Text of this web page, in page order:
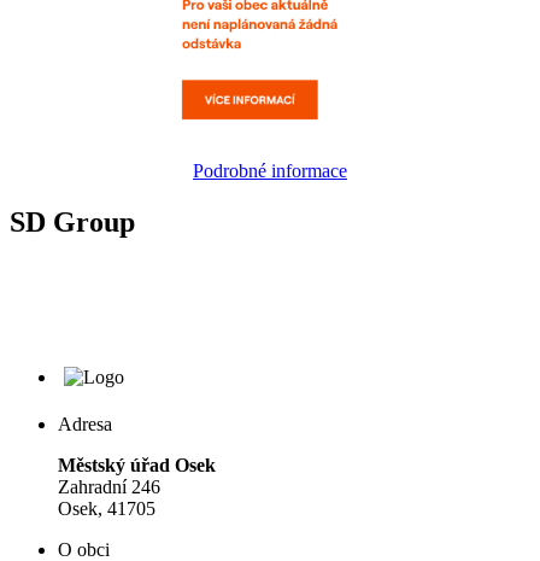
Podrobné informace
SD Group
Adresa
Městský úřad Osek
Zahradní 246
Osek, 41705
O obci